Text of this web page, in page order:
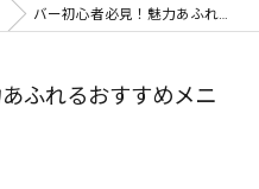
バー初心者必見！魅力あふれるおすすめメニュー紹介
ふれるおすすめメニ